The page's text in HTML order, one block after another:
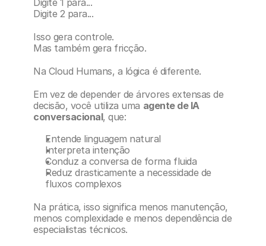
Digite 1 para...
Digite 2 para...
Isso gera controle.
Mas também gera fricção.
Na Cloud Humans, a lógica é diferente.
Em vez de depender de árvores extensas de
decisão, você utiliza uma agente de IA
conversacional, que:
Entende linguagem natural
Interpreta intenção
Conduz a conversa de forma fluida
Reduz drasticamente a necessidade de
fluxos complexos
Na prática, isso significa menos manutenção,
menos complexidade e menos dependência de
especialistas técnicos.